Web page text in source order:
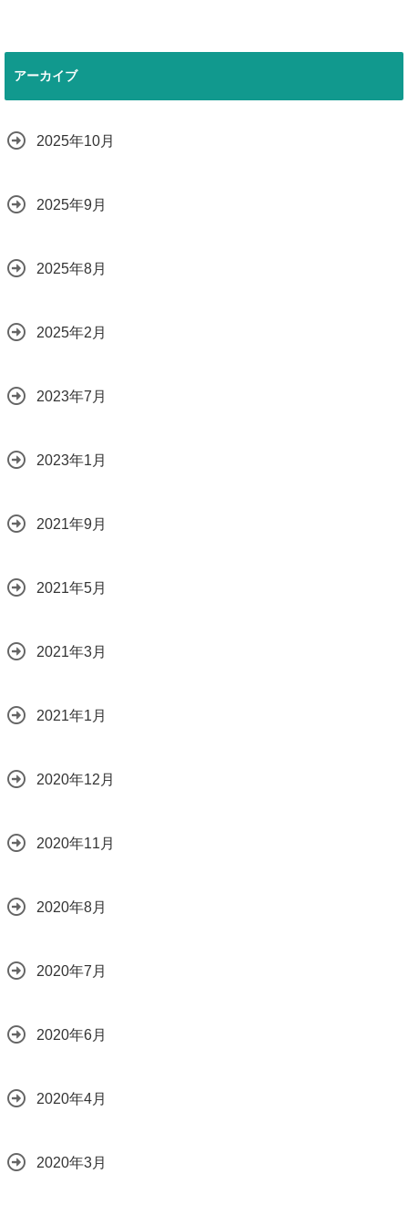
アーカイブ
2025年10月
2025年9月
2025年8月
2025年2月
2023年7月
2023年1月
2021年9月
2021年5月
2021年3月
2021年1月
2020年12月
2020年11月
2020年8月
2020年7月
2020年6月
2020年4月
2020年3月